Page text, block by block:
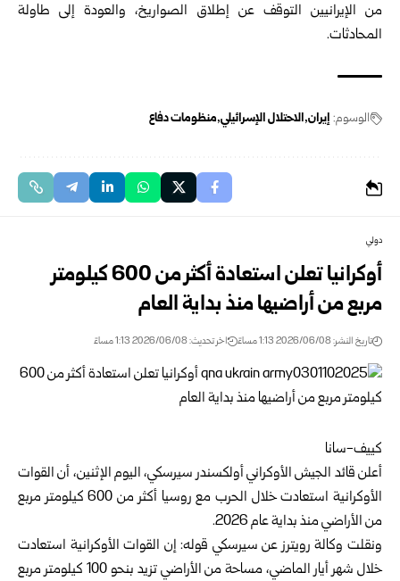
من الإيرانيين التوقف عن إطلاق الصواريخ، والعودة إلى طاولة
المحادثات.
الوسوم: إيران الاحتلال الإسرائيلي منظومات دفاع
دولي
أوكرانيا تعلن استعادة أكثر من 600 كيلومتر
مربع من أراضيها منذ بداية العام
تاريخ النشر: 2026/06/08 1:13 مساءً اخر تحديث: 2026/06/08 1:13 مساءً
كييف-سانا
أعلن قائد الجيش الأوكراني أولكسندر سيرسكي، اليوم الإثنين، أن القوات
الأوكرانية استعادت خلال الحرب مع روسيا أكثر من 600 كيلومتر مربع
من الأراضي منذ بداية عام 2026.
ونقلت وكالة رويترز عن سيرسكي قوله: إن القوات الأوكرانية استعادت
خلال شهر أيار الماضي، مساحة من الأراضي تزيد بنحو 100 كيلومتر مربع